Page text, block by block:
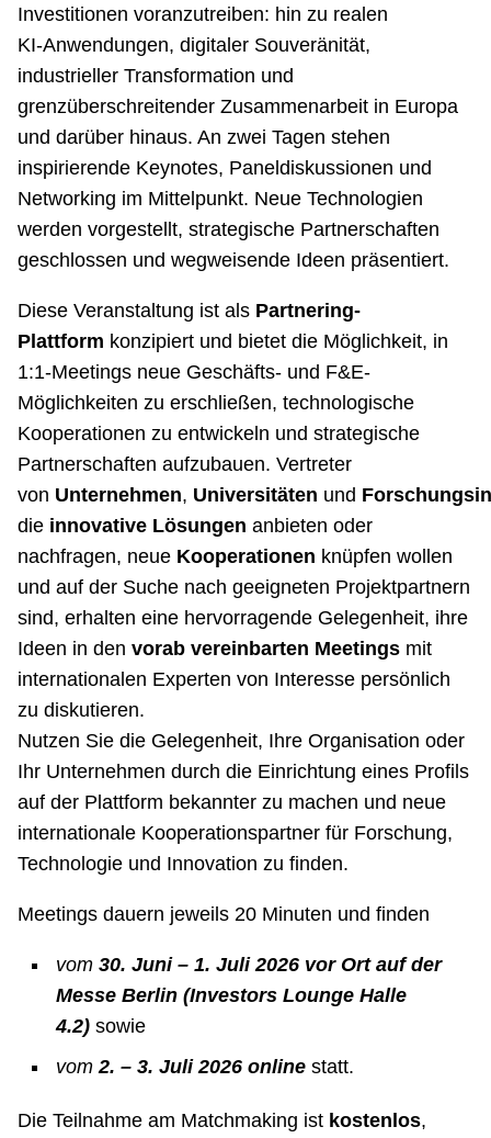
Investitionen voranzutreiben: hin zu realen
KI‑Anwendungen, digitaler Souveränität,
industrieller Transformation und
grenzüberschreitender Zusammenarbeit in Europa
und darüber hinaus. An zwei Tagen stehen
inspirierende Keynotes, Paneldiskussionen und
Networking im Mittelpunkt. Neue Technologien
werden vorgestellt, strategische Partnerschaften
geschlossen und wegweisende Ideen präsentiert.
Diese Veranstaltung ist als Partnering-
Plattform konzipiert und bietet die Möglichkeit, in
1:1‑Meetings neue Geschäfts- und F&E-
Möglichkeiten zu erschließen, technologische
Kooperationen zu entwickeln und strategische
Partnerschaften aufzubauen. Vertreter
von Unternehmen, Universitäten und
die innovative Lösungen anbieten oder
nachfragen, neue Kooperationen knüpfen wollen
und auf der Suche nach geeigneten Projektpartnern
sind, erhalten eine hervorragende Gelegenheit, ihre
Ideen in den vorab vereinbarten Meetingsmit
internationalen Experten von Interesse persönlich
zu diskutieren.
Nutzen Sie die Gelegenheit, Ihre Organisation oder
Ihr Unternehmen durch die Einrichtung eines Profils
auf der Plattform bekannter zu machen und neue
internationale Kooperationspartner für Forschung,
Technologie und Innovation zu finden.
Meetings dauern jeweils 20 Minuten und finden
vom 30. Juni – 1. Juli 2026 vor Ort auf der
Messe Berlin (Investors Lounge Halle
4.2)sowie
vom2. – 3. Juli 2026 online statt.
Die Teilnahme am Matchmaking ist kostenlos,